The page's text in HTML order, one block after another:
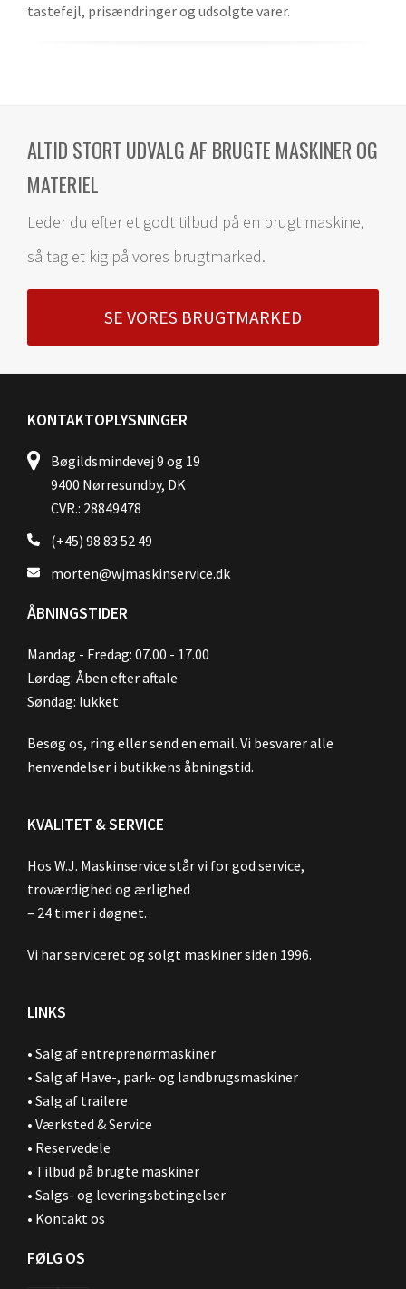
tastefejl, prisændringer og udsolgte varer.
ALTID STORT UDVALG AF BRUGTE MASKINER OG
MATERIEL
Leder du efter et godt tilbud på en brugt maskine,
så tag et kig på vores brugtmarked.
SE VORES BRUGTMARKED
KONTAKTOPLYSNINGER
Bøgildsmindevej 9 og 19
9400 Nørresundby, DK
CVR.: 28849478
(+45) 98 83 52 49
morten@wjmaskinservice.dk
ÅBNINGSTIDER
Mandag - Fredag: 07.00 - 17.00
Lørdag: Åben efter aftale
Søndag: lukket
Besøg os, ring eller send en email. Vi besvarer alle
henvendelser i butikkens åbningstid.
KVALITET & SERVICE
Hos W.J. Maskinservice står vi for god service,
troværdighed og ærlighed
– 24 timer i døgnet.
Vi har serviceret og solgt maskiner siden 1996.
LINKS
• Salg af entreprenørmaskiner
• Salg af Have-, park- og landbrugsmaskiner
• Salg af trailere
• Værksted & Service
• Reservedele
• Tilbud på brugte maskiner
• Salgs- og leveringsbetingelser
• Kontakt os
FØLG OS